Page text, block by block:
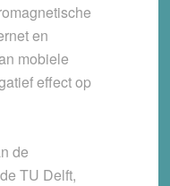
en
mobiele
effect op
de
TU Delft,